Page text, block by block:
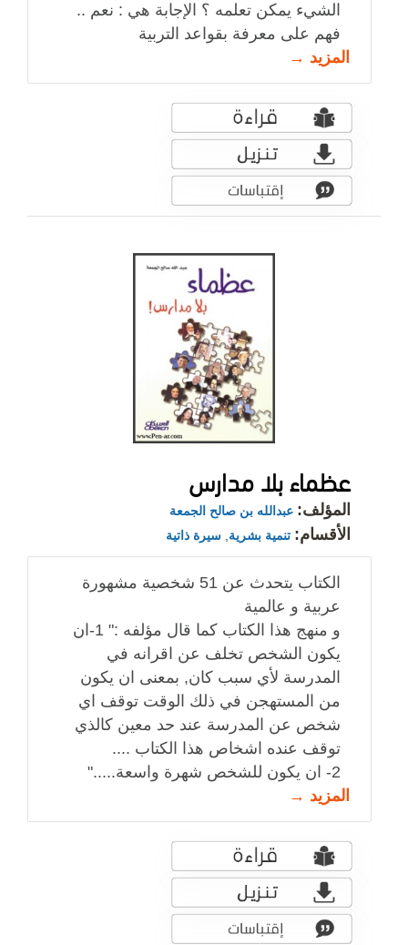
الشيء يمكن تعلمه ؟ الإجابة هي : نعم ..
فهم على معرفة بقواعد التربية
المزيد →
عظماء بلا مدارس
المؤلف: عبدالله بن صالح الجمعة
الأقسام: تنمية بشرية سيرة ذاتية
الكتاب يتحدث عن 51 شخصية مشهورة
عربية و عالمية
و منهج هذا الكتاب كما قال مؤلفه :" 1-ان
يكون الشخص تخلف عن اقرانه في
المدرسة لأي سبب كان, بمعنى ان يكون
من المستهجن في ذلك الوقت توقف اي
شخص عن المدرسة عند حد معين كالذي
توقف عنده اشخاص هذا الكتاب ....
2- ان يكون للشخص شهرة واسعة....."
المزيد →